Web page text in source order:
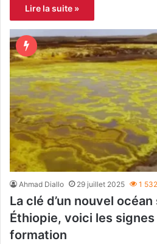
Lire la suite »
Ahmad Diallo 29 juillet 2025 1 532
La clé d’un nouvel
Éthiopie, voici les
formation